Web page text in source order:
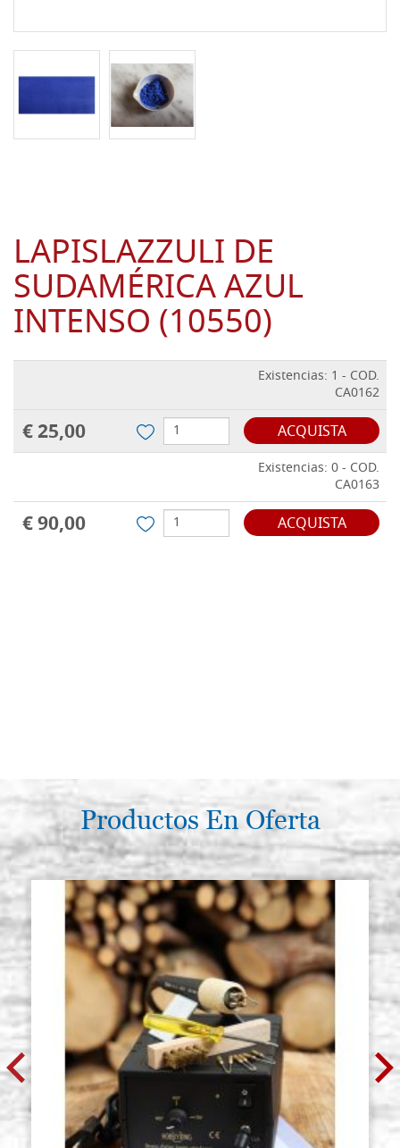
LAPISLAZZULI DE
SUDAMÉRICA AZUL
INTENSO (10550)
Existencias: 1 - COD.
CA0162
€ 25,00 ACQUISTA
Existencias: 0 - COD.
CA0163
€ 90,00 ACQUISTA
Productos En Oferta